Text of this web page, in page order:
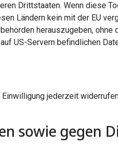
Drittstaaten. Wenn diese
Ländern kein mit der EU
herauszugeben,
US-Servern befindlichen
jederzeit
sowie gegen